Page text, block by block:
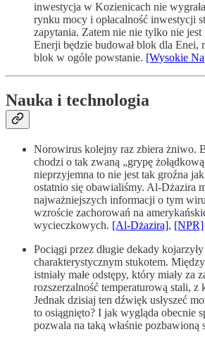
inwestycja w Kozienicach nie
rynku mocy i opłacalność inwestycji
zapytania. Zatem nie nie tylko nie jest
Enerji będzie budował blok dla Enei,
blok w ogóle powstanie. [Wysokie
Nauka i technologia
Norowirus kolejny raz zbiera żniwo.
chodzi o tak zwaną „grypę
nieprzyjemna to nie jest tak groźna
ostatnio się obawialiśmy. Al-Dżazira
najważniejszych informacji o tym
wzroście zachorowań na
wycieczkowych. [Al-Dżazira], [NPR]
Pociągi przez długie dekady
charakterystycznym stukotem.
istniały małe odstępy, który miały za
rozszerzalność temperaturową stali,
Jednak dzisiaj ten dźwięk usłyszeć
to osiągnięto? I jak wygląda obecnie
pozwala na taką właśnie pozbawioną